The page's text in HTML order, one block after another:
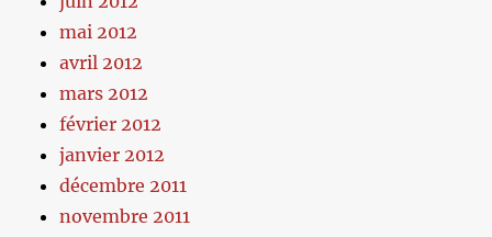
mai 2012
avril 2012
mars 2012
février 2012
janvier 2012
décembre 2011
novembre 2011